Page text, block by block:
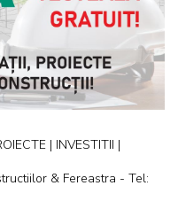
| INVESTITII |
& Fereastra - Tel: